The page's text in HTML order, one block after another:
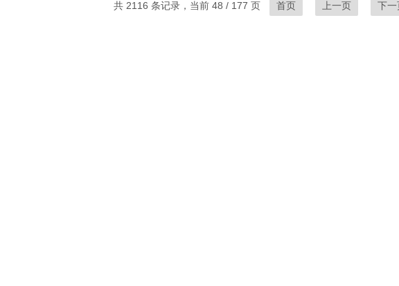
共 2116 条记录，当前 48 / 177 页 首页 上一页 下一